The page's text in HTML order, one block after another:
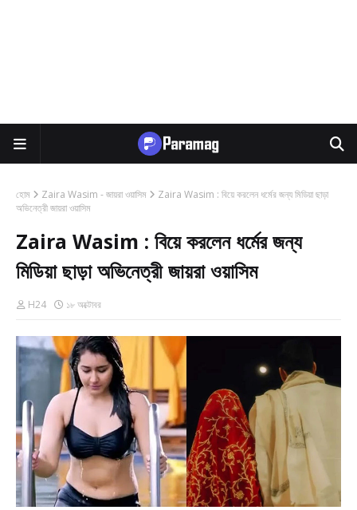
হোম Zaira Wasim - জায়রা ওয়াসিম
Zaira Wasim : বিয়ে করলেন ধর্মের জন্য মিডিয়া ছাড়া
অভিনেত্রী জায়রা ওয়াসিম
Zaira Wasim : বিয়ে করলেন ধর্মের জন্য
মিডিয়া ছাড়া অভিনেত্রী জায়রা ওয়াসিম
H24 ১৮ অক্টোবর